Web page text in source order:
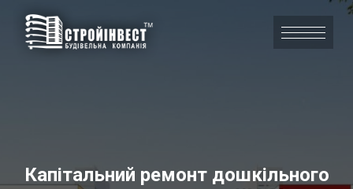
Капітальний ремонт дошкільного